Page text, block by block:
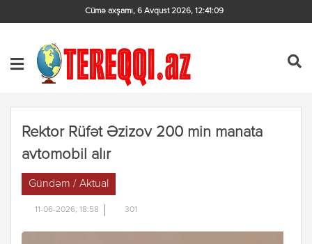
Cümə axşamı, 6 Avqust 2026, 12:41:09
Rektor Rüfət Əzizov 200 min manata
avtomobil alır
Gündəm / Aktual
11-06-2026, 18:58 301